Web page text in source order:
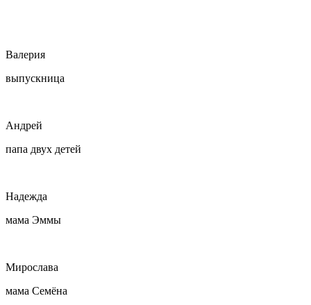
Валерия
выпускница
Андрей
папа двух детей
Надежда
мама Эммы
Мирослава
мама Семёна